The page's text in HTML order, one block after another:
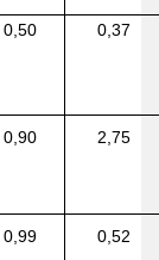
0,50 0,37
0,90 2,75
0,99 0,52